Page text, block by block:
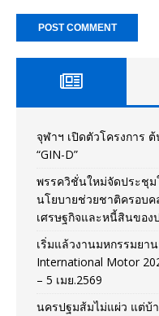
จุฬาฯ เปิดตัวโครงการ
“GIN-D”
พรรควิชั่นใหม่จัดประชุ
นโยบายช่วยชาติครอบ
เศรษฐกิจและหนี้สินของ
เริ่มแล้วงานมหกรรมยา
International Motor
– 5 เมย.2569
นครปฐมส้มไม่แผ่ว แต่บ้